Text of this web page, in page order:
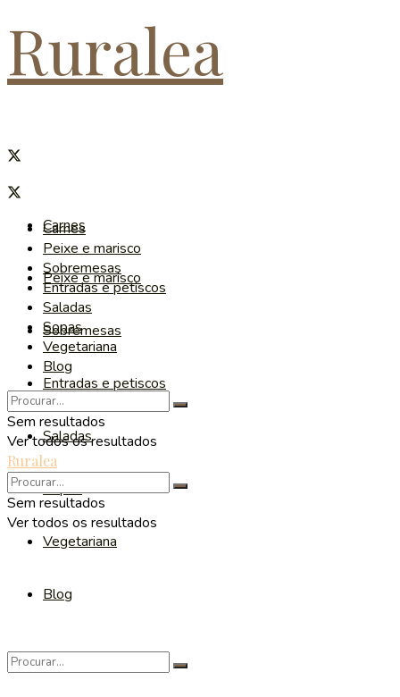
Ruralea
Carnes
Peixe e marisco
Sobremesas
Entradas e petiscos
Saladas
Sopas
Vegetariana
Blog
Carnes
Peixe e marisco
Sobremesas
Entradas e petiscos
Saladas
Sopas
Vegetariana
Blog
Sem resultados
Ver todos os resultados
Ruralea
Sem resultados
Ver todos os resultados